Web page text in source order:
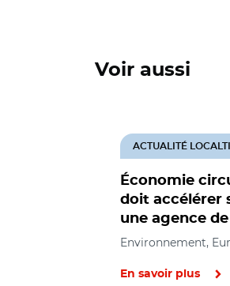
Voir aussi
Économie
doit accélérer
une agence de
ACTUALITÉ
Environnement,
En savoir plus